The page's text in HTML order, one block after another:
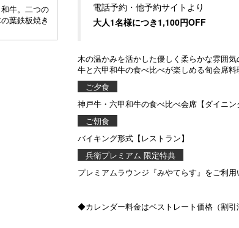
牛。二つの
葉鉄板焼き
目の前で焼き上げる『木の葉鉄板焼』。お好みの
減でお召し上がりください。
N
e
xt
電話予約・他予約サイトより
大人1名様につき1,100円OFF
木の温かみを活かした優しく柔らかな雰囲
牛と六甲和牛の食べ比べが楽しめる旬会席料
ご夕食
神戸牛・六甲和牛の食べ比べ会席【ダイニン
ご朝食
バイキング形式【レストラン】
兵衛プレミアム 限定特典
プレミアムラウンジ『みやてらす』をご利用
◆カレンダー料金はベストレート価格（割引